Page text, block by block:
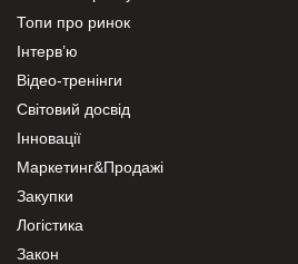
Топи про ринок
Інтерв’ю
Відео-тренінги
Світовий досвід
Інновації
Маркетинг&Продажі
Закупки
Логістика
Закон